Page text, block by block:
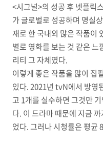
<시그널>의 성공 후 넷플릭
가 글로벌로 성공하며 명실
재로 한 국내외 많은 작품이
별로 영화를 보는 것 같은
리티 그 자체였다.
이렇게 좋은 작품을 많이 집
있다. 2021년 tvN에서 방영
고 1개를 실수하면 그것만
다. 이 드라마 때문에 지금
었다. 그러나 시청률은 평균